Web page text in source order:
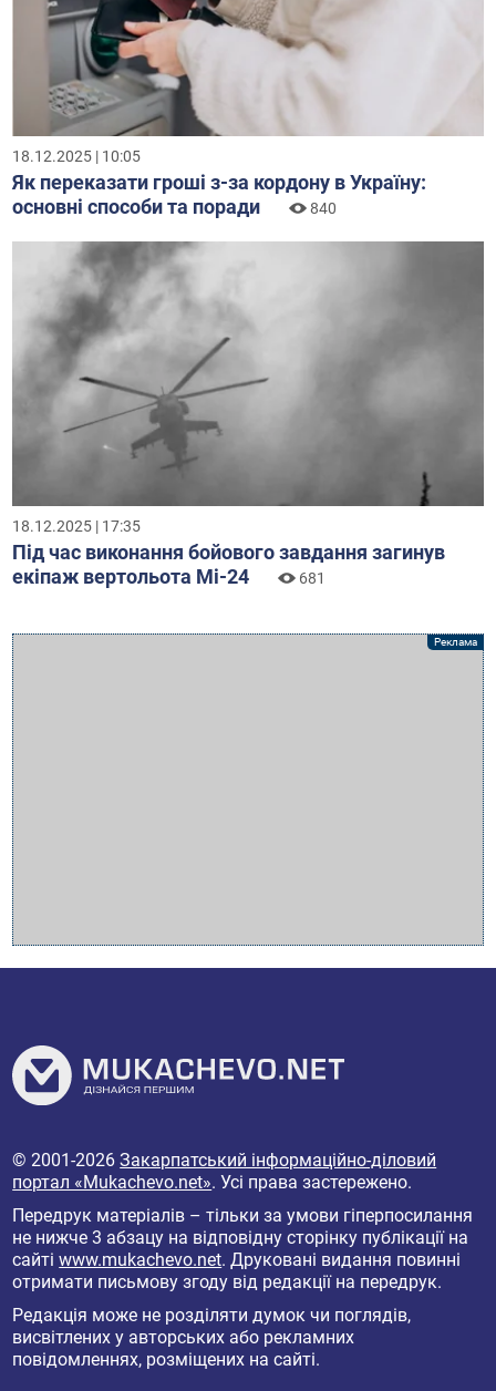
18.12.2025 | 10:05
Як переказати гроші з-за кордону в Україну:
основні способи та поради
840
18.12.2025 | 17:35
Під час виконання бойового завдання загинув
екіпаж вертольота Мі-24
681
© 2001-2026Закарпатський інформаційно-діловий
портал «Mukachevo.net». Усі права застережено.
Передрук матеріалів – тільки за умови гіперпосилання
не нижче 3 абзацу на відповідну сторінку публікації на
сайтіwww.mukachevo.net. Друковані видання повинні
отримати письмову згоду від редакції на передрук.
Редакція може не розділяти думок чи поглядів,
висвітлених у авторських або рекламних
повідомленнях, розміщених на сайті.